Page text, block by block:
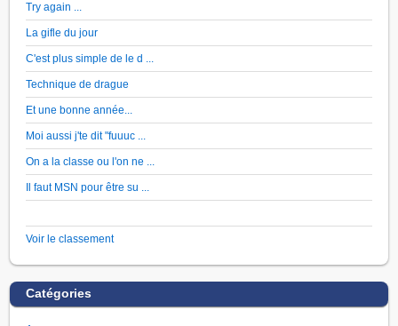
Try again ...
La gifle du jour
C'est plus simple de le d ...
Technique de drague
Et une bonne année...
Moi aussi j'te dit "fuuuc ...
On a la classe ou l'on ne ...
Il faut MSN pour être su ...
Voir le classement
Catégories